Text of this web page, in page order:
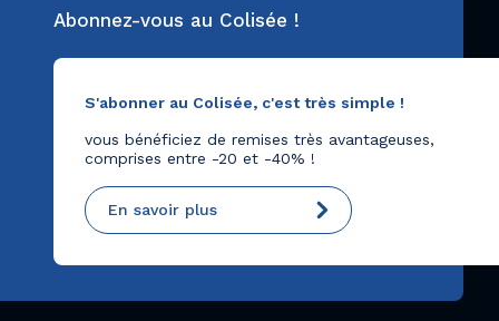
Abonnez-vous au Colisée !
S'abonner au Colisée, c'est très simple !
vous bénéficiez de remises très avantageuses,
comprises entre -20 et -40% !
En savoir plus